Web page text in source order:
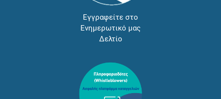
Εγγραφείτε στο
Ενημερωτικό μας
Δελτίο